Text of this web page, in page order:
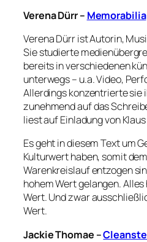
Verena Dürr – Memorabilia
Verena Dürr ist Autorin,
Sie studierte
bereits in verschiedenen
unterwegs – u.a. Video,
Allerdings konzentrierte sie
zunehmend auf das
liest auf Einladung von
Es geht in diesem Text um
Kulturwert haben, somit
Warenkreislauf entzogen
hohem Wert gelangen.
Wert. Und zwar
Wert.
Jackie Thomae –